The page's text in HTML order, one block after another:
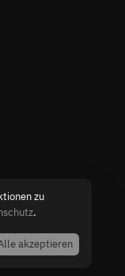
zu
.
sind für die
akzeptieren